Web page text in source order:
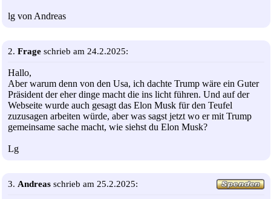
lg von Andreas
2. Frage schrieb am 24.2.2025:
Hallo,
Aber warum denn von den Usa, ich dachte Trump wäre ein Guter
Präsident der eher dinge macht die ins licht führen. Und auf der
Webseite wurde auch gesagt das Elon Musk für den Teufel
zuzusagen arbeiten würde, aber was sagst jetzt wo er mit Trump
gemeinsame sache macht, wie siehst du Elon Musk?
Lg
3. Andreas schrieb am 25.2.2025: